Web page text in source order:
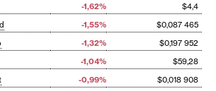
-1,62%
$4,4
-1,55%
$0,087 465
-1,32%
$0,197 952
-1,04%
$59,28
-0,99%
$0,018 908